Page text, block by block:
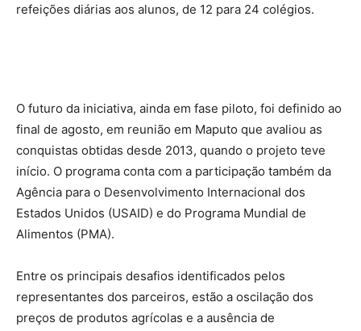
refeições diárias aos alunos, de 12 para 24 colégios.
O futuro da iniciativa, ainda em fase piloto, foi definido ao
final de agosto, em reunião em Maputo que avaliou as
conquistas obtidas desde 2013, quando o projeto teve
início. O programa conta com a participação também da
Agência para o Desenvolvimento Internacional dos
Estados Unidos (USAID) e do Programa Mundial de
Alimentos (PMA).
Entre os principais desafios identificados pelos
representantes dos parceiros, estão a oscilação dos
preços de produtos agrícolas e a ausência de